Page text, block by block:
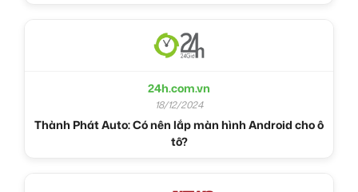
24h.com.vn
18/12/2024
Thành Phát Auto: Có nên lắp màn hình Android cho ô
tô?